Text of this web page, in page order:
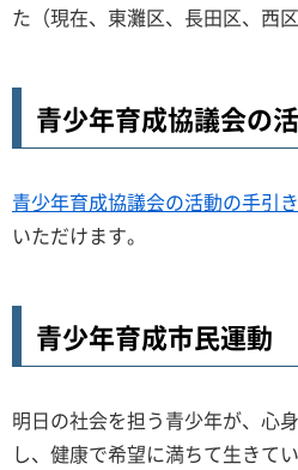
た（現在、東灘区、長田区、西
青少年育成協議会の
青少年育成協議会の活動の手引
いただけます。
青少年育成市民運動
明日の社会を担う青少年が、心
し、健康で希望に満ちて生きて